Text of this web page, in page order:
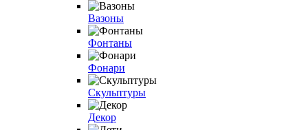
Вазоны
Фонтаны
Фонари
Скульптуры
Декор